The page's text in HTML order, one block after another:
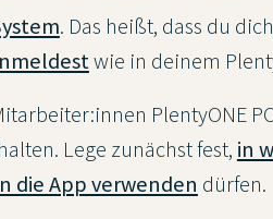
. Das heißt, dass du
wie in deinem
PlentyONE
Lege zunächst fest, in
die App verwenden dürfen.